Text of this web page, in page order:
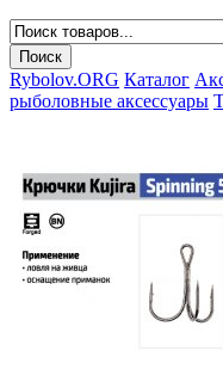
Rybolov.ORG Каталог
рыболовные аксессуары